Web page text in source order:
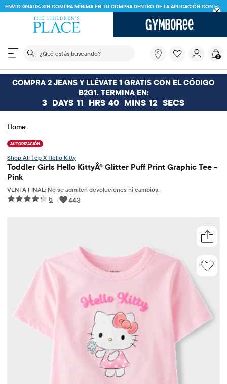
ENVÍO GRATIS. SIN COMPRA MÍNIMA EN TU COMPRA DENTRO DE LA APLICACIÓN CON EL
CÓDIGO
El siguiente campo de búsqueda filtra las
buscando?
0
COMPRA 2 JEANS Y LLÉVATE 1 GRATIS CON EL CÓDIGO
B2G1. TERMINA EN:
3 DAYS 11 HRS 40 MINS 12 SECS
Home
AUTORIZACIÓN
Tcp X Hello Kitty
Toddler Girls Hello KittyÂ® Glitter Puff Print Graphic Tee -
Pink
VENTA FINAL: No se admiten devoluciones ni cambios.
5 | 443